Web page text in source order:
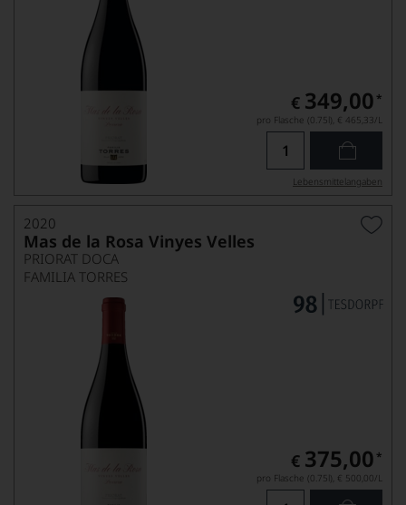
€ 349,00 *
pro Flasche (0.75l), € 465,33/L
Lebensmittel­angaben
2020
Mas de la Rosa Vinyes Velles
PRIORAT DOCA
FAMILIA TORRES
€ 375,00 *
pro Flasche (0.75l), € 500,00/L